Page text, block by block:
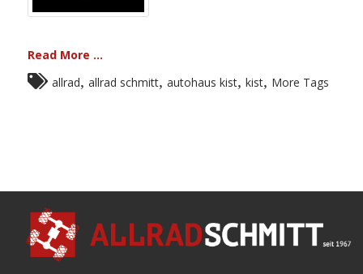
Read More ...
allrad ,allrad schmitt ,autohaus kist ,kist More Tags